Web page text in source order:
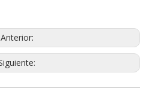
Anterior: